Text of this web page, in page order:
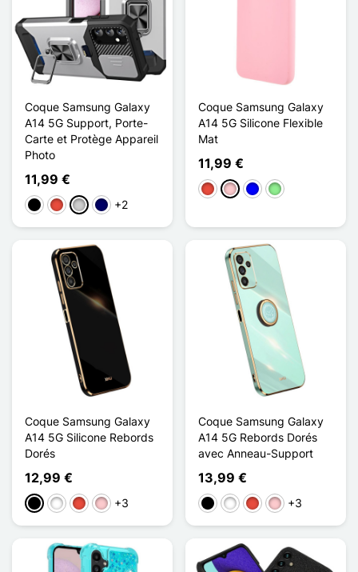
Coque Samsung Galaxy
A14 5G Support, Porte-
Carte et Protège Appareil
Photo
11,99 €
NegroRojoPlataAzul marino
+2
Coque Samsung Galaxy
A14 5G Silicone Flexible
Mat
11,99 €
RojoRosaAzulVerde claro
Coque Samsung Galaxy
A14 5G Silicone Rebords
Dorés
12,99 €
NegroBlancoRojoRosa+3
Coque Samsung Galaxy
A14 5G Rebords Dorés
avec Anneau-Support
13,99 €
NegroBlancoRojoRosa+3